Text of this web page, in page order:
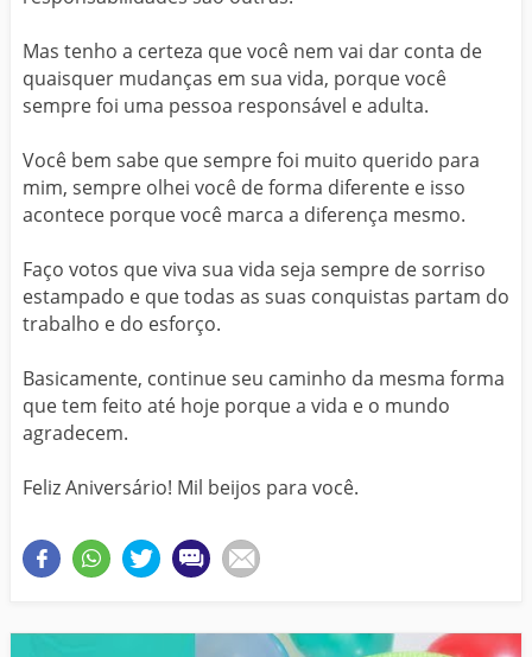
Mas tenho a certeza que você nem vai dar conta de
quaisquer mudanças em sua vida, porque você
sempre foi uma pessoa responsável e adulta.
Você bem sabe que sempre foi muito querido para
mim, sempre olhei você de forma diferente e isso
acontece porque você marca a diferença mesmo.
Faço votos que viva sua vida seja sempre de sorriso
estampado e que todas as suas conquistas partam do
trabalho e do esforço.
Basicamente, continue seu caminho da mesma forma
que tem feito até hoje porque a vida e o mundo
agradecem.
Feliz Aniversário! Mil beijos para você.